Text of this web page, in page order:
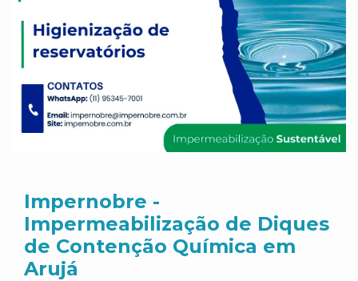
Impernobre -
Impermeabilização de Diques
de Contenção Química em
Arujá